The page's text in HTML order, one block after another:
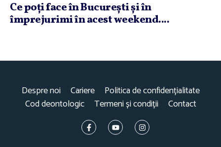
Ce poţi face în Bucureşti şi în
împrejurimi în acest weekend....
Despre noi Cariere
Politica de confidențialitate
Cod deontologic
Termeni și condiții Contact